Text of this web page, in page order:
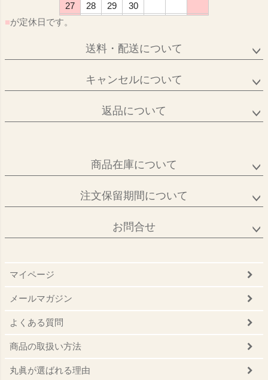
27
28 29
30
■が定休日です。
送料・配送について
キャンセルについて
返品について
商品在庫について
注文保留期間について
お問合せ
マイページ
メールマガジン
よくある質問
商品の取扱い方法
丸眞が選ばれる理由